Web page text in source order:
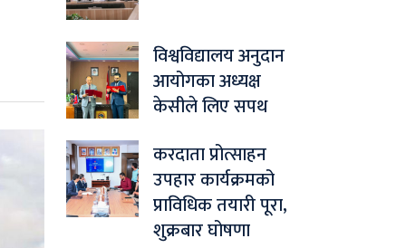
विश्वविद्यालय अनुदान
आयोगका अध्यक्ष
केसीले लिए सपथ
करदाता प्रोत्साहन
उपहार कार्यक्रमको
प्राविधिक तयारी पूरा,
शुक्रबार घोषणा